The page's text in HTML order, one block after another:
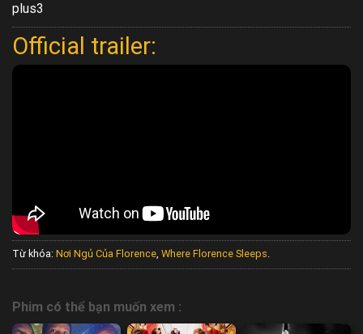
plus3
Official trailer:
Từ khóa: Nơi Ngủ Của Florence, Where Florence Sleeps.
Phim có thể bạn muốn xem :